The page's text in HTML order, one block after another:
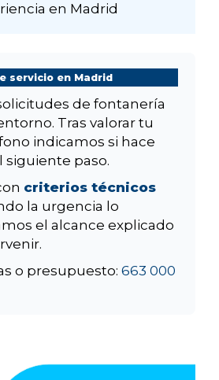
en Madrid
servicio en Madrid
de fontanería
Tras valorar tu
indicamos si hace
siguiente paso.
criterios técnicos
la urgencia lo
el alcance explicado
o presupuesto: 663 000